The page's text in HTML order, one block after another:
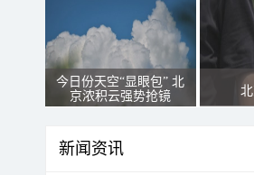
今日份天空“显眼包” 北
京浓积云强势抢镜
新闻资讯